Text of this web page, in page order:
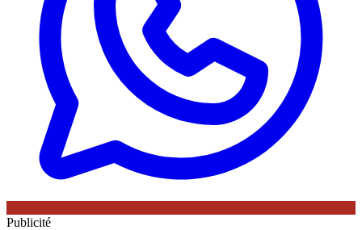
Publicité